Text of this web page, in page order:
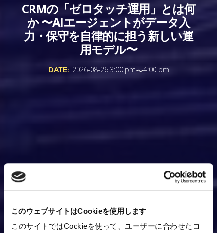
このウェブサイトはCookieを使用します
このサイトではCookieを使って、ユーザーに合わせたコ
CRMの「ゼロタッチ運用」とは何
か 〜AIエージェントがデータ入
力・保守を自律的に担う新しい運
用モデル〜
DATE: 2026-08-26 3:00 pm〜4:00 pm